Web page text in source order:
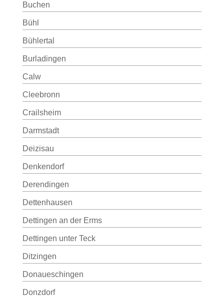
Buchen
Bühl
Bühlertal
Burladingen
Calw
Cleebronn
Crailsheim
Darmstadt
Deizisau
Denkendorf
Derendingen
Dettenhausen
Dettingen an der Erms
Dettingen unter Teck
Ditzingen
Donaueschingen
Donzdorf